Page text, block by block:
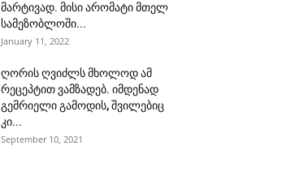
მარტივად. მისი არომატი მთელ
სამეზობლოში...
January 11, 2022
ღორის ღვიძლს მხოლოდ ამ
რეცეპტით ვამზადებ. იმდენად
გემრიელი გამოდის, შვილებიც
კი...
September 10, 2021